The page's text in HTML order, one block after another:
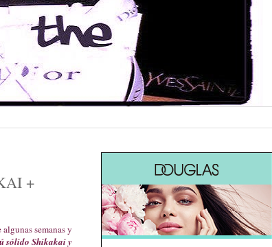
+
semanas y
sólido Shikakai y